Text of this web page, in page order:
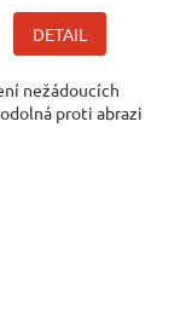
DETAIL
nežádoucích
proti abrazi